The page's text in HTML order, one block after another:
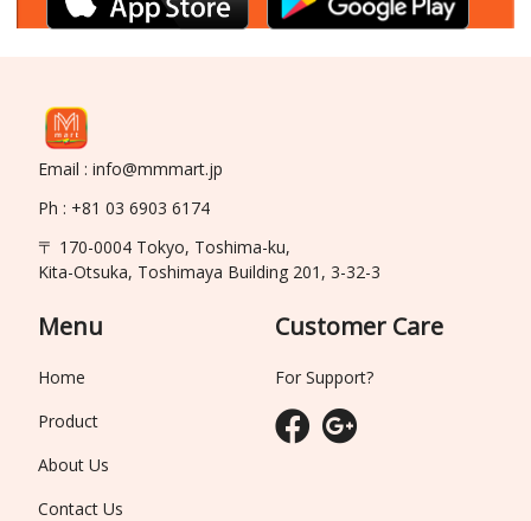
Email : info@mmmart.jp
Ph : +81 03 6903 6174
〒 170-0004 Tokyo, Toshima-ku,
Kita-Otsuka, Toshimaya Building 201, 3-32-3
Menu
Home
Product
About Us
Contact Us
Customer Care
For Support?